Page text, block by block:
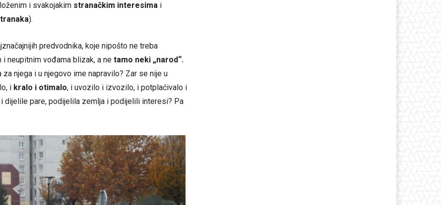
i svakojakim stranačkim interesima i
).
predvodnika, koje nipošto ne treba
neupitnim vođama blizak, a ne tamo neki „narod“.
njega i u njegovo ime napravilo? Zar se nije u
i kralo i otimalo, i uvozilo i izvozilo, i potplaćivalo i
dijelile pare, podijelila zemlja i podijelili interesi? Pa